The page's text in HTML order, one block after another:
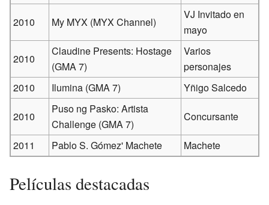
2010 My MYX (MYX Channel)
VJ Invitado en
mayo
2010
Claudine Presents: Hostage
(GMA 7)
Varios
personajes
2010
Ilumina (GMA 7) Yñigo Salcedo
2010
Puso ng Pasko: Artista
Challenge (GMA 7)
Concursante
2011 Pablo S. Gómez' Machete Machete
Películas destacadas